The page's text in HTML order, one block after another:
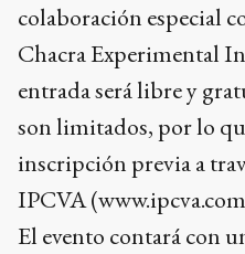
colaboración especial
Chacra Experimental
entrada será libre y
son limitados, por lo
inscripción previa a
IPCVA
El evento contará con